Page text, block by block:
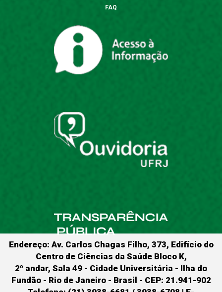
FAQ
Endereço: Av. Carlos Chagas Filho, 373, Edifício do
Centro de Ciências da Saúde Bloco K,
2º andar, Sala 49 - Cidade Universitária - Ilha do
Fundão - Rio de Janeiro - Brasil - CEP: 21.941-902